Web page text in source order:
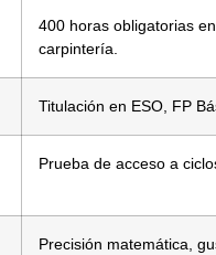
400 horas obligatorias
carpintería.
Titulación en ESO, FP
Prueba de acceso a
Precisión matemática,